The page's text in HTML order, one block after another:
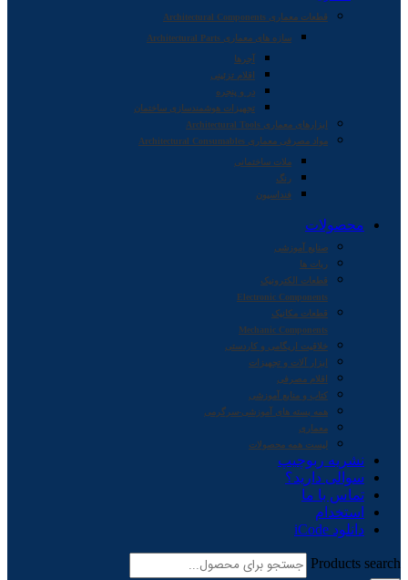
قطعات معماری Architectural Components
سازه های معماری Architectural Parts
آجرها
اقلام تزئینی
در و پنجره
تجهیزات هوشمندسازی ساختمان
ابزارهای معماری Architectural Tools
مواد مصرفی معماری Architectural Consumables
ملات ساختمانی
رنگ
فنداسیون
محصولات
صنایع آموزشی
ربات ها
قطعات الکترونیک
Electronic Components
قطعات مکانیک
Mechanic Components
خلاقیت اریگامی و کاردستی
ابزار آلات و تجهیزات
اقلام مصرفی
کتاب و منابع آموزشی
همه بسته های آموزشی-سرگرمی
معماری
لیست همه محصولات
نشریه ربوچیپ
سوالی دارید؟
تماس با ما
استخدام
دانلود iCode
Products search